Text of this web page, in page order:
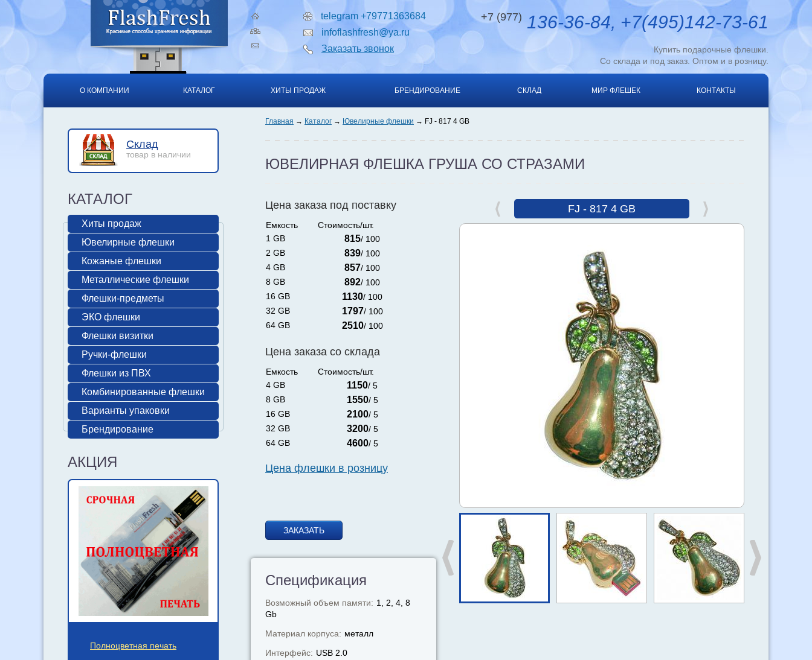
telegram +79771363684
infoflashfresh@ya.ru
Заказать звонок
+7 (977) 136-36-84, +7(495)142-73-61
Купить подарочные флешки.
Со склада и под заказ. Оптом и в розницу.
О КОМПАНИИ КАТАЛОГ ХИТЫ ПРОДАЖ БРЕНДИРОВАНИЕ СКЛАД МИР ФЛЕШЕК КОНТАКТЫ
Главная Каталог Ювелирные флешки FJ - 817 4 GB
ЮВЕЛИРНАЯ ФЛЕШКА ГРУША СО СТРАЗАМИ
FJ - 817 4 GB
Цена заказа под поставку
Емкость
Стоимость/шт.
1 GB
815/ 100
2 GB
839/ 100
4 GB
857/ 100
8 GB
892/ 100
16 GB
1130/ 100
32 GB
1797/ 100
64 GB
2510/ 100
Цена заказа со склада
Емкость
Стоимость/шт.
4 GB
1150/ 5
8 GB
1550/ 5
16 GB
2100/ 5
32 GB
3200/ 5
64 GB
4600/ 5
Цена флешки в розницу
ЗАКАЗАТЬ
Спецификация
Возможный объем памяти: 1, 2, 4, 8
Gb
Материал корпуса: металл
Интерфейс: USB 2.0
Склад
товар в наличии
КАТАЛОГ
Хиты продаж
Ювелирные флешки
Кожаные флешки
Металлические флешки
Флешки-предметы
ЭКО флешки
Флешки визитки
Ручки-флешки
Флешки из ПВХ
Комбинированные флешки
Варианты упаковки
Брендирование
АКЦИЯ
Полноцветная печать